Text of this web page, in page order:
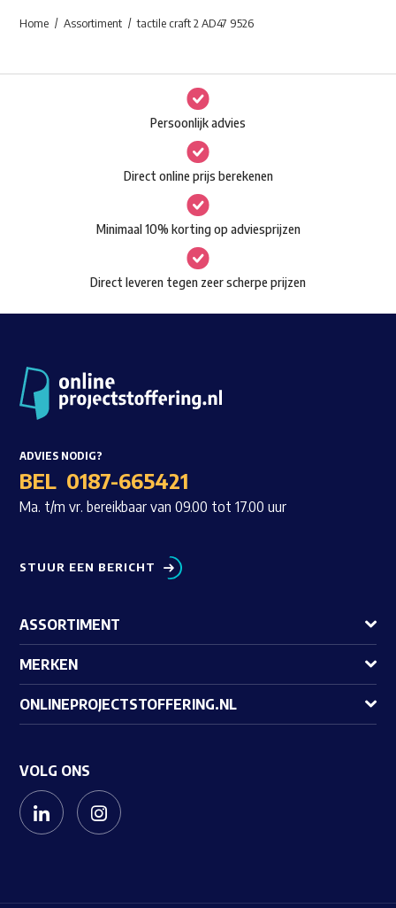
Waar ben je naar op zoek?
Deze
optie
kan
gekozen
worden
op
de
productpagina
Home Assortiment tactile craft 2 AD47 9526
Persoonlijk advies
Direct online prijs berekenen
Minimaal 10% korting op adviesprijzen
Direct leveren tegen zeer scherpe prijzen
ADVIES NODIG?
BEL 0187-665421
Ma. t/m vr. bereikbaar van 09.00 tot 17.00 uur
STUUR EEN BERICHT
ASSORTIMENT
MERKEN
ONLINEPROJECTSTOFFERING.NL
VOLG ONS